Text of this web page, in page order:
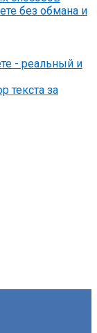
без обмана и
текста за